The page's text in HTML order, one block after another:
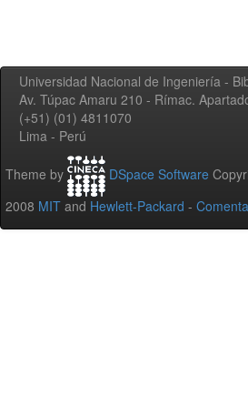
Universidad Nacional de Ingeniería -
Av. Túpac Amaru 210 - Rímac.
(+51) (01) 4811070
Lima - Perú
Theme by DSpace Software
2008 MIT and Hewlett-Packard -